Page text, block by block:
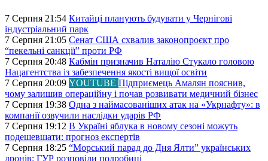
7 Серпня 21:54 Китайці планують будувати у Чернігові
індустріальний парк
7 Серпня 21:05 Сенат США схвалив законопроєкт про
“пекельні санкції” проти РФ
7 Серпня 20:48 Кабмін призначив Наталію Стукало головою
Нацагентства із забезпечення якості вищої освіти
7 Серпня 20:09 YOUTUBE Підприємець Амалян пояснив,
чому залишив операційну і почав розвивати медичний бізнес
7 Серпня 19:38 Одна з наймасованіших атак на «Укрнафту»: в
компанії озвучили наслідки ударів РФ
7 Серпня 19:12 В Україні яблука в новому сезоні можуть
подешевшати: прогноз експертів
7 Серпня 18:25 “Морський парад до Дня Ялти” українських
дронів: ГУР розповіли подробиці